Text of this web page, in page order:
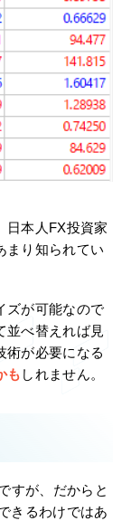
日本人FX投資家
まり知られてい
ズが可能なので
並べ替えれば見
術が必要になる
も しれません。
すが、だからと
きるわけではあ